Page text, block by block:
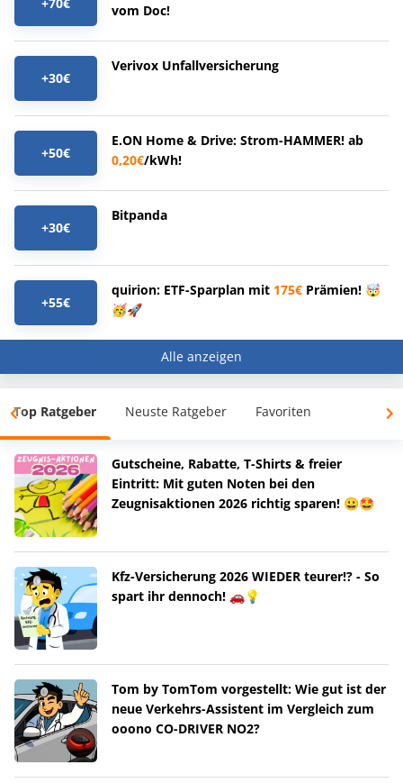
+70€
vom Doc!
+30€
Verivox Unfallversicherung
+50€
E.ON Home & Drive: Strom-HAMMER! ab
0,20€/kWh!
+30€
Bitpanda
+55€
quirion: ETF-Sparplan mit 175€ Prämien! 🤯
🥳🚀
Alle anzeigen
Top Ratgeber Neuste Ratgeber Favoriten
Gutscheine, Rabatte, T-Shirts & freier
Eintritt: Mit guten Noten bei den
Zeugnisaktionen 2026 richtig sparen! 😀🤩
Kfz-Versicherung 2026 WIEDER teurer!? - So
spart ihr dennoch! 🚗💡
Tom by TomTom vorgestellt: Wie gut ist der
neue Verkehrs-Assistent im Vergleich zum
ooono CO-DRIVER NO2?